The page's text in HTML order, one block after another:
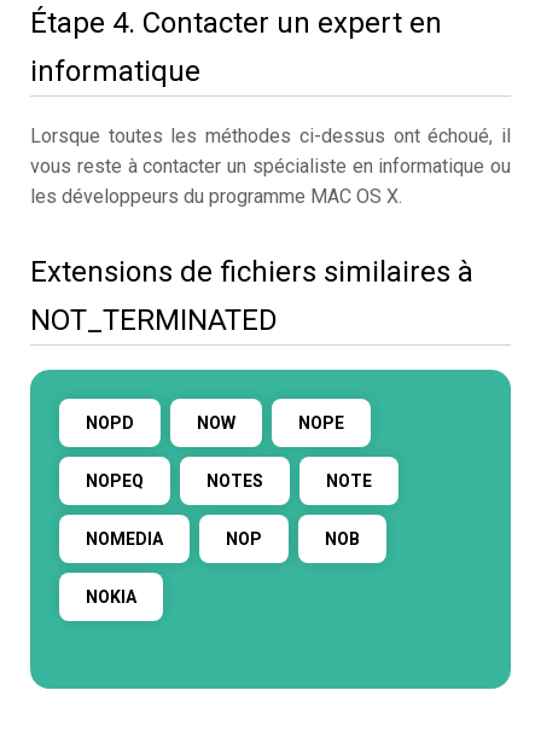
Étape 4. Contacter un expert en
informatique
Lorsque toutes les méthodes ci-dessus ont échoué, il
vous reste à contacter un spécialiste en informatique ou
les développeurs du programme MAC OS X.
Extensions de fichiers similaires à
NOT_TERMINATED
NOPD NOW NOPE
NOPEQ NOTES NOTE
NOMEDIA NOP NOB
NOKIA